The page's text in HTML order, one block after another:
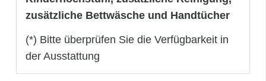
zusätzliche Bettwäsche und Handtücher
(*) Bitte überprüfen Sie die Verfügbarkeit in
der Ausstattung